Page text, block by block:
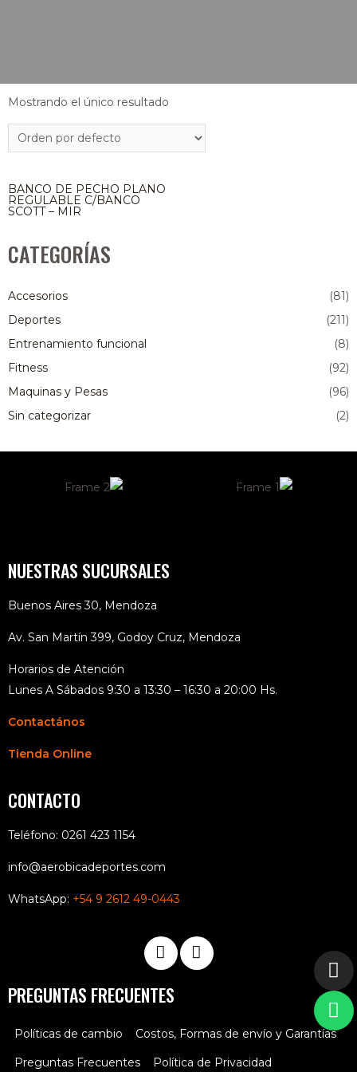
CATEGORÍAS
Accesorios
(81)
Deportes
(211)
Entrenamiento funcional
(8)
Fitness
(92)
Maquinas y Pesas
(96)
Sin categorizar
(2)
Mostrando el único resultado
BANCO DE PECHO PLANO
REGULABLE C/BANCO
SCOTT – MIR
NUESTRAS SUCURSALES
Buenos Aires 30, Mendoza
Av. San Martín 399, Godoy Cruz, Mendoza
Horarios de Atención
Lunes A Sábados 9:30 a 13:30 – 16:30 a 20:00 Hs.
Contactános
Tienda Online
CONTACTO
Teléfono: 0261 423 1154
info@aerobicadeportes.com
WhatsApp: +54 9 2612 49-0443
PREGUNTAS FRECUENTES
Políticas de cambio
Costos, Formas de envío y Garantías
Preguntas Frecuentes
Política de Privacidad